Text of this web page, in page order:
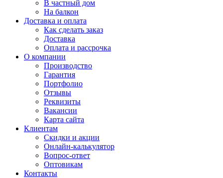
В частный дом
На балкон
Доставка и оплата
Как сделать заказ
Доставка
Оплата и рассрочка
О компании
Производство
Гарантия
Портфолио
Отзывы
Реквизиты
Вакансии
Карта сайта
Клиентам
Скидки и акции
Онлайн-калькулятор
Вопрос-ответ
Оптовикам
Контакты